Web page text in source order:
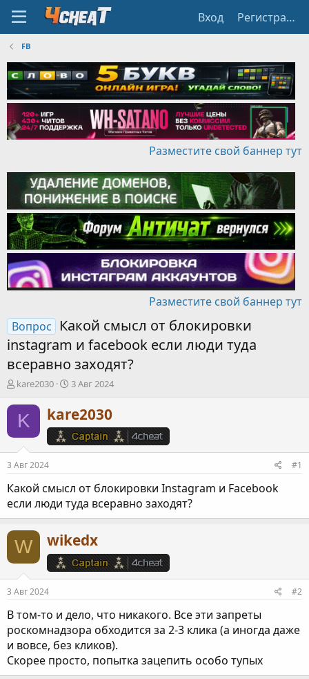
Вход Регистрация
FB
Разместите свой баннер тут
Разместите свой баннер тут
Вопрос
Какой смысл от блокировки
instagram и facebook если люди туда
всеравно заходят?
А
т
о
м
kare2030
Д
а
н
а
а
3 Авг 2024
K kare2030
3 Авг 2024 #1
Какой смысл от блокировки Instagram и Facebook
если люди туда всеравно заходят?
W wikedx
3 Авг 2024 #2
В том-то и дело, что никакого. Все эти запреты
роскомнадзора обходится за 2-3 клика (а иногда даже
и вовсе, без кликов).
Скорее просто, попытка зацепить особо тупых